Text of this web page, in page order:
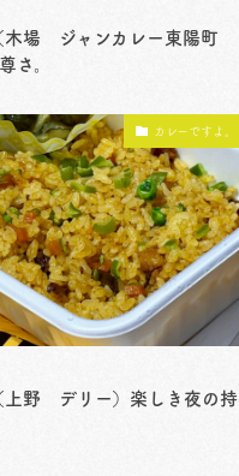
木場 ジャンカレー東陽町
さ。
カレーですよ。
上野 デリー）楽しき夜の持